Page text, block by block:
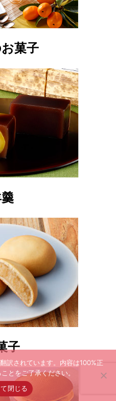
菓子
子
訳されています。内容は100%正
とをご了承ください。
閉じる